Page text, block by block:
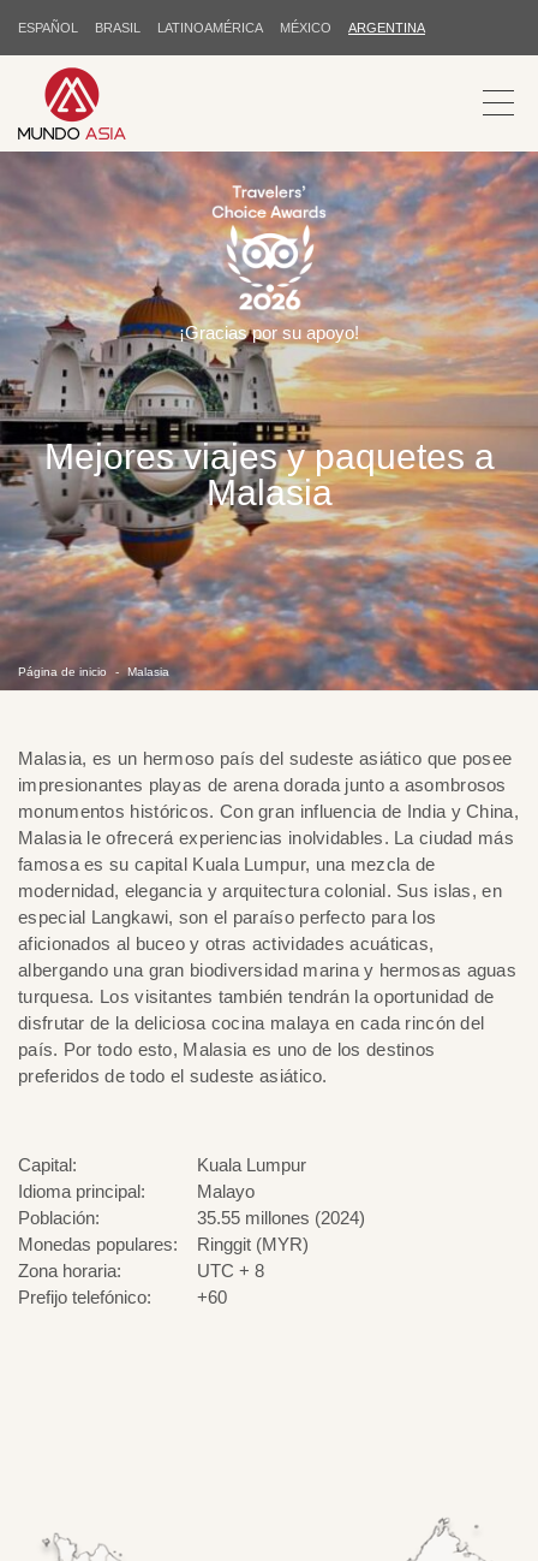
ESPAÑOL BRASIL LATINOAMÉRICA MÉXICO ARGENTINA
Mejores viajes y paquetes a
Malasia
Página de inicio Malasia
¡Gracias por su apoyo!
Malasia, es un hermoso país del sudeste asiático que posee
impresionantes playas de arena dorada junto a asombrosos
monumentos históricos. Con gran influencia de India y China,
Malasia le ofrecerá experiencias inolvidables. La ciudad más
famosa es su capital Kuala Lumpur, una mezcla de
modernidad, elegancia y arquitectura colonial. Sus islas, en
especial Langkawi, son el paraíso perfecto para los
aficionados al buceo y otras actividades acuáticas,
albergando una gran biodiversidad marina y hermosas aguas
turquesa. Los visitantes también tendrán la oportunidad de
disfrutar de la deliciosa cocina malaya en cada rincón del
país. Por todo esto, Malasia es uno de los destinos
preferidos de todo el sudeste asiático.
Capital:
Kuala Lumpur
Idioma principal:
Malayo
Población:
35.55 millones (2024)
Monedas populares:
Ringgit (MYR)
Zona horaria:
UTC + 8
Prefijo telefónico:
+60